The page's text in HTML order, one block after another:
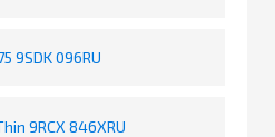
9SDK 096RU
9RCX 846XRU